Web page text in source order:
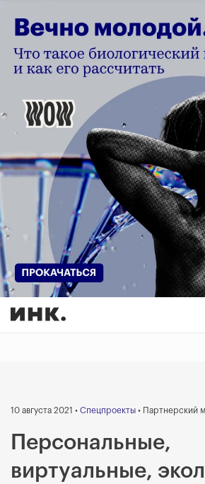
Персональные,
10 августа 2021 • Спецпроекты • Партнерский
Персональные,
виртуальные,